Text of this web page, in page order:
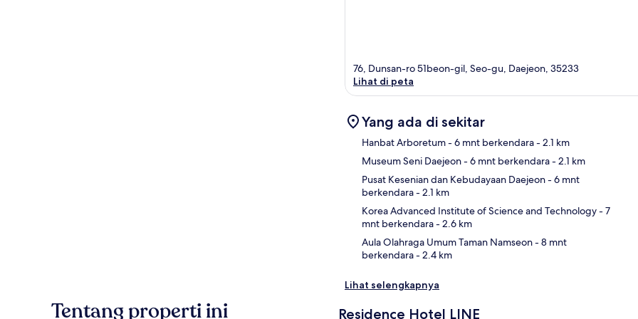
76, Dunsan-ro 51beon-gil, Seo-gu, Daejeon, 35233
Lihat di peta
Yang ada di sekitar
Hanbat Arboretum- 6 mnt berkendara- 2.1 km
Museum Seni Daejeon- 6 mnt berkendara- 2.1 km
Pusat Kesenian dan Kebudayaan Daejeon- 6 mnt
berkendara- 2.1 km
Korea Advanced Institute of Science and Technology- 7
mnt berkendara- 2.6 km
Aula Olahraga Umum Taman Namseon- 8 mnt
berkendara- 2.4 km
Lihat selengkapnya
Tentang properti ini Residence Hotel LINE